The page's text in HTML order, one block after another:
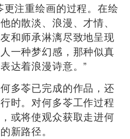
更注重绘画的过程。在绘
的散淡、浪漫、才情、
和师承淋漓尽致地呈现
一种梦幻感，那种似真
达着浪漫诗意。”
多苓已完成的作品，还
时。对何多苓工作过程
或将使观众获取走进何
新路径。